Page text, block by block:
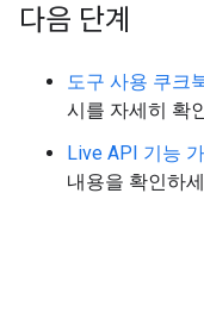
다음 단계
도구 사용 쿠크
시를 자세히 확
Live API 기능
내용을 확인하